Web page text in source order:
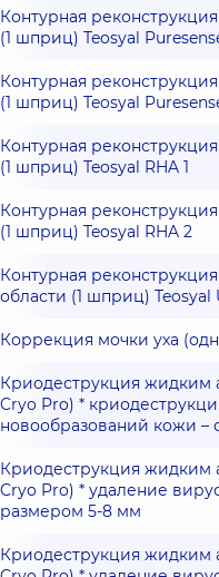
Контурная
(1 шприц) Teosyal
Контурная
(1 шприц) Teosyal
Контурная
(1 шприц) Teosyal RHA 1
Контурная
(1 шприц) Teosyal RHA 2
Контурная
области (1 шприц) Teosyal
Коррекция мочки уха
Криодеструкция жидким
Cryo Pro) *
новообразований кожи –
Криодеструкция жидким
Cryo Pro) * удаление
размером 5-8 мм
Криодеструкция жидким